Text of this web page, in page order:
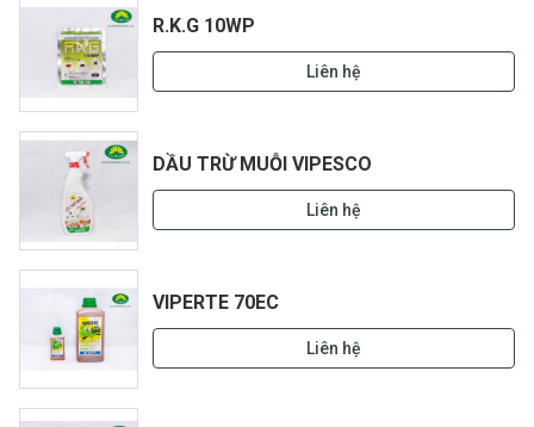
R.K.G 10WP
Liên hệ
DẦU TRỪ MUỖI VIPESCO
Liên hệ
VIPERTE 70EC
Liên hệ